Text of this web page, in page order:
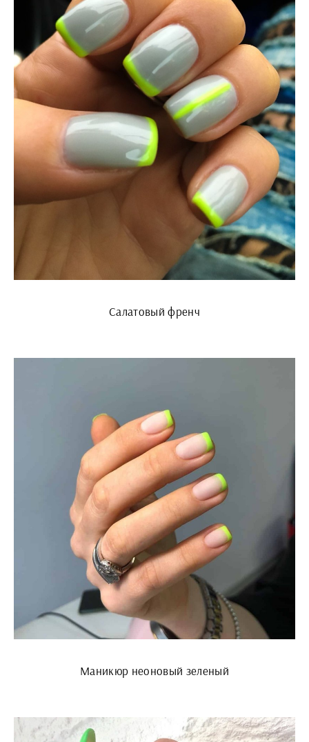
Салатовый френч
Маникюр неоновый зеленый